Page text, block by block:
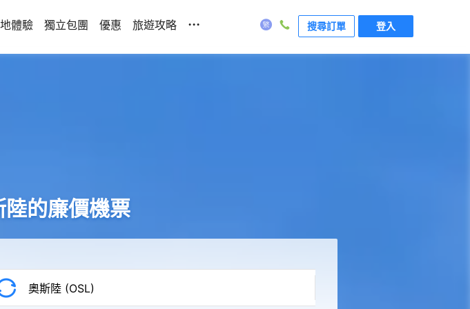
體驗 獨立包團 優惠 旅遊攻略 ... 搜尋訂單 登入
的廉價機票